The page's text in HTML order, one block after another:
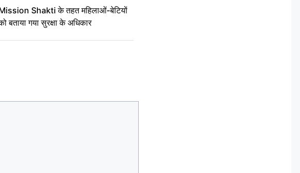
Shakti के तहत महिलाओं-बेटियों
बताया गया सुरक्षा के अधिकार